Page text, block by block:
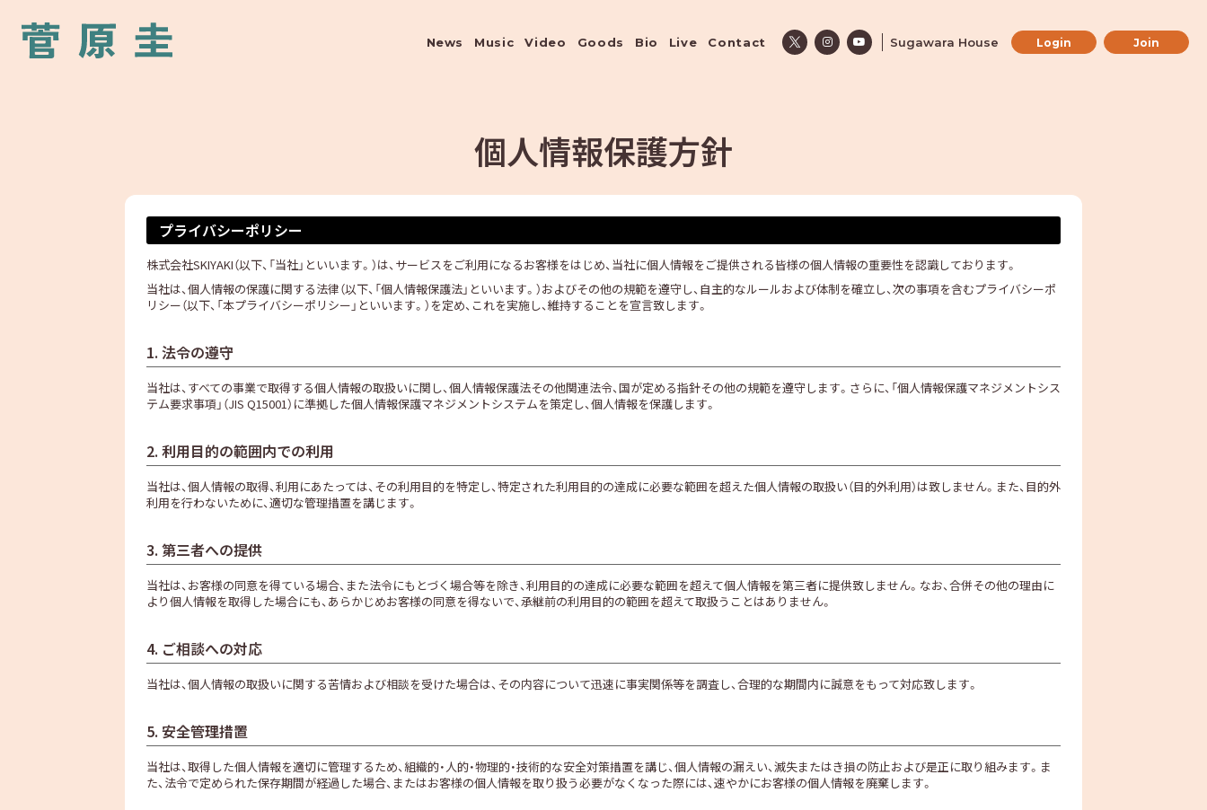
News Music Video Goods Bio Live Contact Sugawara House Login Join
個人情報保護方針
プライバシーポリシー
株式会社SKIYAKI（以下、「当社」といいます。）は、サービスをご利用になるお客様をはじめ、当社に個人情報をご提供される皆様の個人情報の重要性を認識しております。
当社は、個人情報の保護に関する法律（以下、「個人情報保護法」といいます。）およびその他の規範を遵守し、自主的なルールおよび体制を確立し、次の事項を含むプライバシーポ
リシー（以下、「本プライバシーポリシー」といいます。）を定め、これを実施し、維持することを宣言致します。
1. 法令の遵守
当社は、すべての事業で取得する個人情報の取扱いに関し、個人情報保護法その他関連法令、国が定める指針その他の規範を遵守します。さらに、「個人情報保護マネジメントシス
テム要求事項」（JIS Q15001）に準拠した個人情報保護マネジメントシステムを策定し、個人情報を保護します。
2. 利用目的の範囲内での利用
当社は、個人情報の取得、利用にあたっては、その利用目的を特定し、特定された利用目的の達成に必要な範囲を超えた個人情報の取扱い（目的外利用）は致しません。また、目的外
利用を行わないために、適切な管理措置を講じます。
3. 第三者への提供
当社は、お客様の同意を得ている場合、また法令にもとづく場合等を除き、利用目的の達成に必要な範囲を超えて個人情報を第三者に提供致しません。なお、合併その他の理由に
より個人情報を取得した場合にも、あらかじめお客様の同意を得ないで、承継前の利用目的の範囲を超えて取扱うことはありません。
4. ご相談への対応
当社は、個人情報の取扱いに関する苦情および相談を受けた場合は、その内容について迅速に事実関係等を調査し、合理的な期間内に誠意をもって対応致します。
5. 安全管理措置
当社は、取得した個人情報を適切に管理するため、組織的・人的・物理的・技術的な安全対策措置を講じ、個人情報の漏えい、滅失またはき損の防止および是正に取り組みます。ま
た、法令で定められた保存期間が経過した場合、またはお客様の個人情報を取り扱う必要がなくなった際には、速やかにお客様の個人情報を廃棄します。